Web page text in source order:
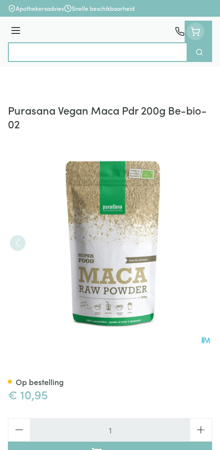
Ga naar de inhoud
Apothekersadvies Snelle beschikbaarheid
Menu
Zoek
Purasana Vegan Maca Pdr 200g Be-bio-
02
€ 10,95
Op bestelling